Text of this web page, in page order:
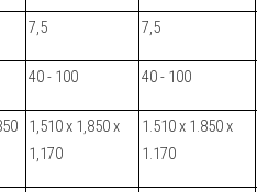
7,5 7,5
40 - 100 40 - 100
1,510 х 1,850 х
1,170
1.510 х 1.850 х
1.170